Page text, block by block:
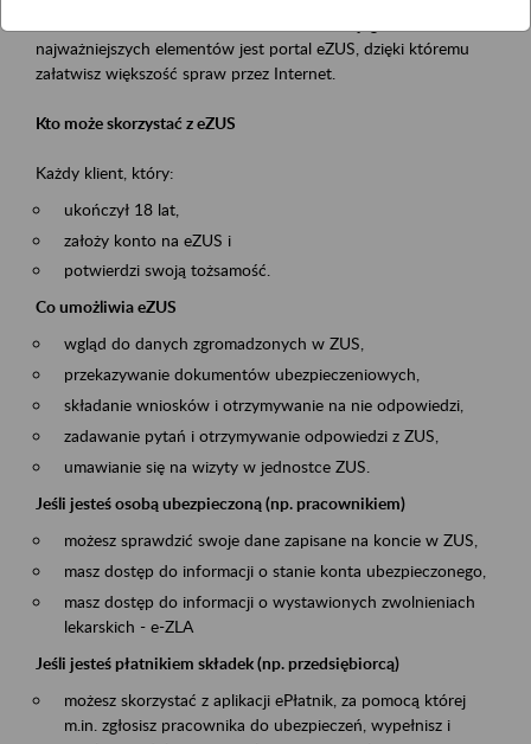
najważniejszych elementów jest portal eZUS, dzięki któremu
załatwisz większość spraw przez Internet.
Kto może skorzystać z eZUS
Każdy klient, który:
ukończył 18 lat,
założy konto na eZUS i
potwierdzi swoją tożsamość.
Co umożliwia eZUS
wgląd do danych zgromadzonych w ZUS,
przekazywanie dokumentów ubezpieczeniowych,
składanie wniosków i otrzymywanie na nie odpowiedzi,
zadawanie pytań i otrzymywanie odpowiedzi z ZUS,
umawianie się na wizyty w jednostce ZUS.
Jeśli jesteś osobą ubezpieczoną (np. pracownikiem)
możesz sprawdzić swoje dane zapisane na koncie w ZUS,
masz dostęp do informacji o stanie konta ubezpieczonego,
masz dostęp do informacji o wystawionych zwolnieniach
lekarskich - e-ZLA
Jeśli jesteś płatnikiem składek (np. przedsiębiorcą)
możesz skorzystać z aplikacji ePłatnik, za pomocą której
m.in. zgłosisz pracownika do ubezpieczeń, wypełnisz i